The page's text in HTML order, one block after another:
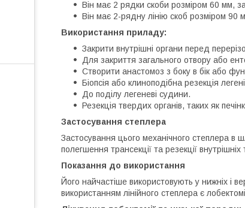
Він має 2 рядки скоби розміром 60 мм,
Він має 2-рядну лінію скоб розміром 90
Використання приладу:
Закрити внутрішні органи перед
Для закриття загального отвору або
Створити анастомоз з боку в бік або
Біопсія або клиноподібна резекція
До поділу легеневі судини.
Резекція твердих органів, таких як
Застосування степлера
Застосування цього механічного степлера в
полегшення трансекції та резекції внутрішніх
Показання до використання
Його найчастіше використовують у нижніх і
використанням лінійного степлера є